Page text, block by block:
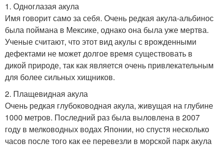
1. Одноглазая акула
Имя говорит само за себя. Очень редкая акула-альбинос
была поймана в Мексике, однако она была уже мертва.
Ученые считают, что этот вид акулы с врожденными
дефектами не может долгое время существовать в
дикой природе, так как является очень привлекательным
для более сильных хищников.
2. Плащевидная акула
Очень редкая глубоководная акула, живущая на глубине
1000 метров. Последний раз была выловлена в 2007
году в мелководных водах Японии, но спустя несколько
часов после того как ее перевезли в морской парк акула